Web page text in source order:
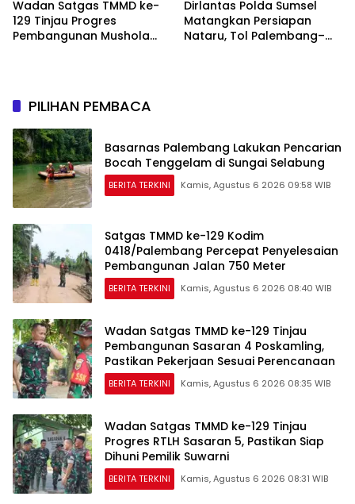
Wadan Satgas TMMD ke-
129 Tinjau Progres
Pembangunan Mushola
Dirlantas Polda Sumsel
Matangkan Persiapan
Nataru, Tol Palembang–
PILIHAN PEMBACA
Basarnas Palembang Lakukan Pencarian
Bocah Tenggelam di Sungai Selabung
BERITA TERKINI Kamis, Agustus 6 2026 09:58 WIB
Satgas TMMD ke-129 Kodim
0418/Palembang Percepat Penyelesaian
Pembangunan Jalan 750 Meter
BERITA TERKINI Kamis, Agustus 6 2026 08:40 WIB
Wadan Satgas TMMD ke-129 Tinjau
Pembangunan Sasaran 4 Poskamling,
Pastikan Pekerjaan Sesuai Perencanaan
BERITA TERKINI Kamis, Agustus 6 2026 08:35 WIB
Wadan Satgas TMMD ke-129 Tinjau
Progres RTLH Sasaran 5, Pastikan Siap
Dihuni Pemilik Suwarni
BERITA TERKINI Kamis, Agustus 6 2026 08:31 WIB